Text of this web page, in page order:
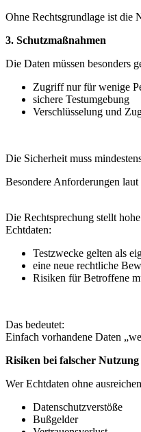
Ohne Rechtsgrundlage ist die
3. Schutzmaßnahmen
Die Daten müssen besonders
Zugriff nur für wenige
sichere Testumgebung
Verschlüsselung und
Die Sicherheit muss
Besondere Anforderungen laut
Die Rechtsprechung stellt
Echtdaten:
Testzwecke gelten als
eine neue rechtliche
Risiken für Betroffene
Das bedeutet:
Einfach vorhandene Daten
Risiken bei falscher Nutzung
Wer Echtdaten ohne
Datenschutzverstöße
Bußgelder